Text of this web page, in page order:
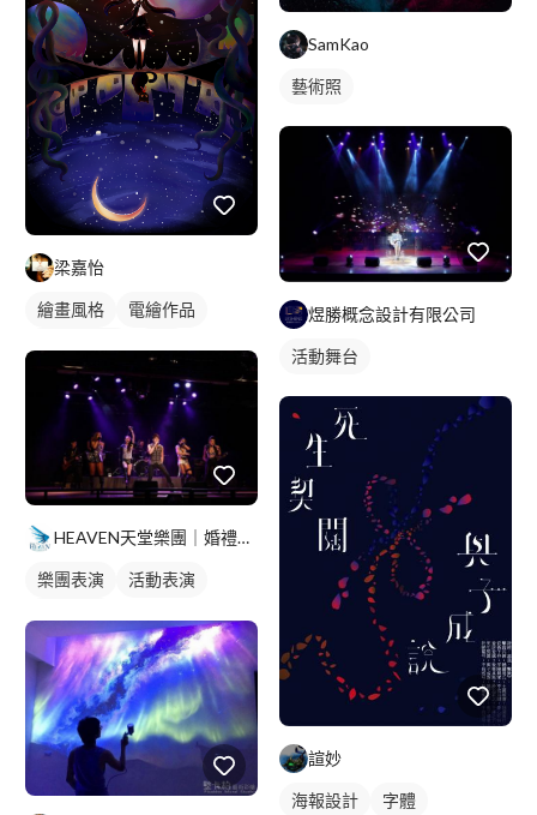
梁嘉怡
繪畫風格
電繪作品
人物插畫
HEAVEN天堂樂團｜婚禮｜商演｜活動
樂團表演
活動表演
歌唱表演
SamKao
藝術照
煜勝概念設計有限公司
活動舞台
諠妙
海報設計 字體